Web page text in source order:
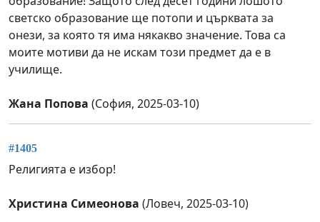
светско образование ще потопи и църквата за
онези, за която тя има някакво значение. Това са
моите мотиви да не искам този предмет да е в
училище.
Жана Попова (София, 2025-03-10)
#1405
Религията е избор!
Христина Симеонова (Ловеч, 2025-03-10)